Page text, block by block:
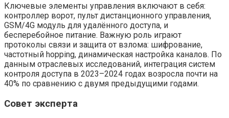
Ключевые элементы управления включают в себя:
контроллер ворот, пульт дистанционного управления,
GSM/4G модуль для удалённого доступа, и
бесперебойное питание. Важную роль играют
протоколы связи и защита от взлома: шифрование,
частотный hopping, динамическая настройка каналов. По
данным отраслевых исследований, интеграция систем
контроля доступа в 2023–2024 годах возросла почти на
40% по сравнению с двумя предыдущими годами.
Совет эксперта